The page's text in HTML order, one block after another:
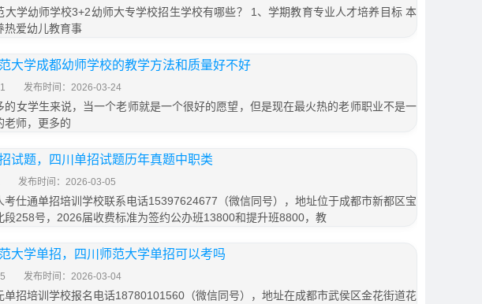
大学幼师学校3+2幼师大专学校招生学校有哪些？ 1、学期教育专业人才培养目标 本
热爱幼儿教育事
大学成都幼师学校的教学方法和质量好不好
发布时间：2026-03-24
的女学生来说，当一个老师就是一个很好的愿望，但是现在最火热的老师职业不是一
老师，更多的
试题，四川单招试题历年真题中职类
发布时间：2026-03-05
考仕通单招培训学校联系电话15397624677（微信同号），地址位于成都市新都区宝
段258号，2026届收费标准为签约公办班13800和提升班8800，教
大学单招，四川师范大学单招可以考吗
发布时间：2026-03-04
单招培训学校报名电话18780101560（微信同号），地址在成都市武侯区金花街道花